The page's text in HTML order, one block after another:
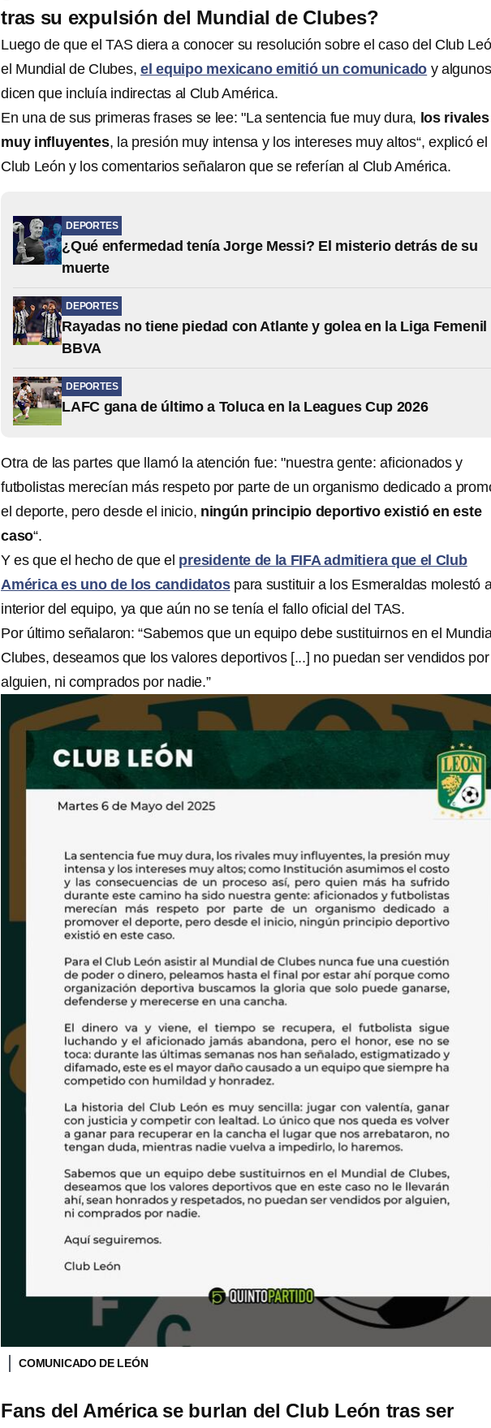
tras su expulsión del Mundial de Clubes?
Luego de que el TAS diera a conocer su resolución sobre el caso del Club
el Mundial de Clubes,el equipo mexicano emitió un comunicado y algunos
dicen que incluía indirectas al Club América.
En una de sus primeras frases se lee: "La sentencia fue muy dura, los rivales
muy influyentes, la presión muy intensa y los intereses muy altos“, explicó el
Club León y los comentarios señalaron que se referían al Club América.
DEPORTES
¿Qué enfermedad tenía Jorge Messi? El misterio detrás de su
muerte
DEPORTES
Rayadas no tiene piedad con Atlante y golea en la Liga Femenil
BBVA
DEPORTES
LAFC gana de último a Toluca en la Leagues Cup 2026
Otra de las partes que llamó la atención fue: "nuestra gente: aficionados y
futbolistas merecían más respeto por parte de un organismo dedicado a
el deporte, pero desde el inicio, ningún principio deportivo existió en este
caso“.
Y es que el hecho de que el presidente de la FIFA admitiera que el Club
América es uno de los candidatospara sustituir a los Esmeraldas molestó
interior del equipo, ya que aún no se tenía el fallo oficial del TAS.
Por último señalaron: “Sabemos que un equipo debe sustituirnos en el
Clubes, deseamos que los valores deportivos [...] no puedan ser vendidos por
alguien, ni comprados por nadie.”
COMUNICADO DE LEÓN
Fans del América se burlan del Club León tras ser